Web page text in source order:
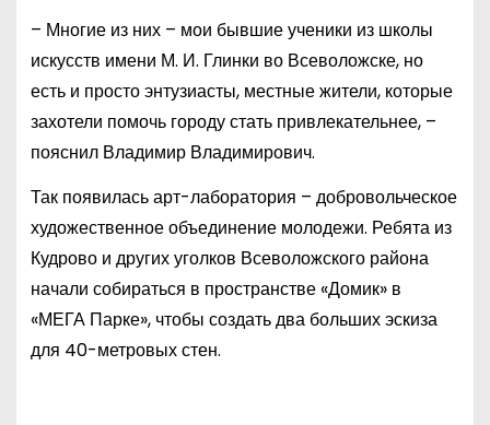
– Многие из них – мои бывшие ученики из школы
искусств имени М. И. Глинки во Всеволожске, но
есть и просто энтузиасты, местные жители, которые
захотели помочь городу стать привлекательнее, –
пояснил Владимир Владимирович.
Так появилась арт-лаборатория – добровольческое
художественное объединение молодежи. Ребята из
Кудрово и других уголков Всеволожского района
начали собираться в пространстве «Домик» в
«МЕГА Парке», чтобы создать два больших эскиза
для 40-метровых стен.